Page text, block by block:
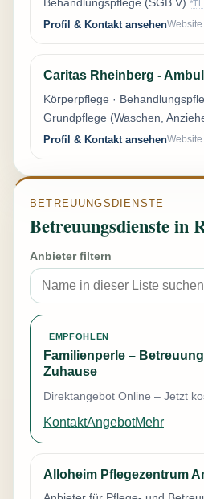
*TL
Profil & Kontakt ansehen
Caritas Rheinberg -
Körperpflege ·
Grundpflege (Waschen,
Profil & Kontakt ansehen
BETREUUNGSDIENSTE
Betreuungsdienste in
Anbieter filtern
EMPFOHLEN
Familienperle –
Zuhause
Direktangebot Online – Jetzt
KontaktAngebotMehr
Alloheim Pflegezentrum